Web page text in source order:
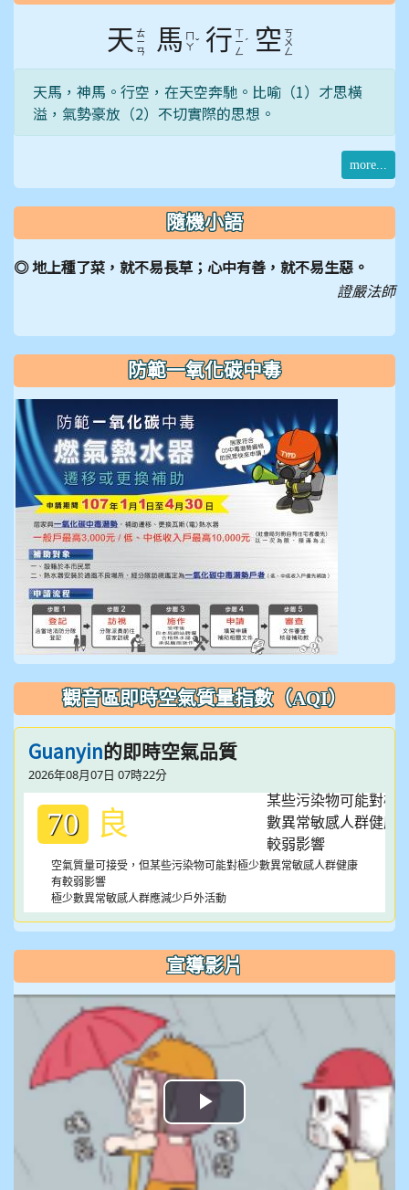
天 ㄊ
ㄧ
ㄢ
馬 ㄇ
ㄚˇ 行 ㄒ
ㄧ
ㄥ
ˊ 空 ㄎ
ㄨ
ㄥ
天馬，神馬。行空，在天空奔馳。比喻（1）才思橫
溢，氣勢豪放（2）不切實際的思想。
more...
隨機小語
◎ 地上種了菜，就不易長草；心中有善，就不易生惡。
證嚴法師
防範一氧化碳中毒
觀音區即時空氣質量指數（AQI）
Guanyin的即時空氣品質
2026年08月07日 07時22分
70 良
空氣質量可接受，但某些污染物可能對極少數異常敏感人群健康
有較弱影響
極少數異常敏感人群應減少戶外活動
宣導影片
播
放